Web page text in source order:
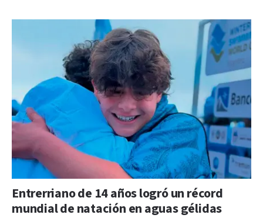
Entrerriano de 14 años logró un récord
mundial de natación en aguas gélidas